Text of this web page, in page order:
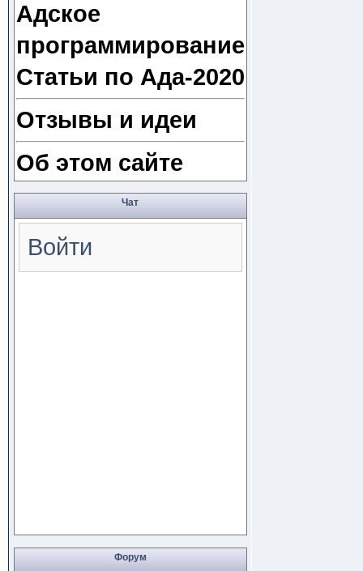
Адское
программирование
Статьи по Ада-2020
Отзывы и идеи
Об этом сайте
Чат
Войти
Форум